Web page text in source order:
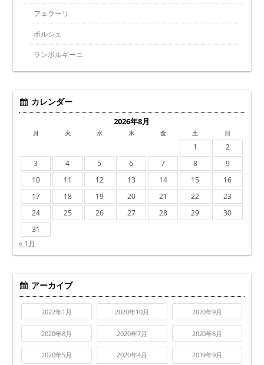
フェラーリ
ポルシェ
ランボルギーニ
カレンダー
2026年8月
月 火 水 木 金 土 日
1
2
3
4 5 6 7 8
9
10
11 12 13 14 15
16
17
18 19 20 21 22
23
24
25 26 27 28 29
30
31
« 1月
アーカイブ
2022年1月 2020年10月 2020年9月
2020年8月 2020年7月 2020年6月
2020年5月 2020年4月 2019年9月